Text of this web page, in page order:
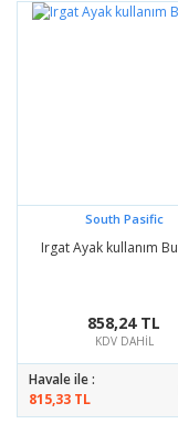
South Pasific
Irgat Ayak kullanım
858,24 TL
KDV DAHİL
Havale ile :
815,33 TL